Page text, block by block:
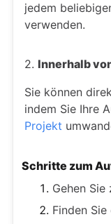
jedem
verwenden.
2. Innerhalb
Sie können
indem Sie Ihre
Projekt
Schritte zum
Gehen Sie
Finden